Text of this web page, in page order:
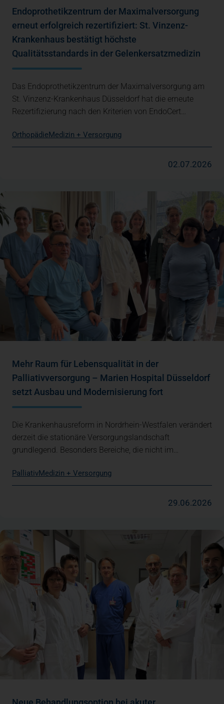
Endoprothetikzentrum der Maximalversorgung
erneut erfolgreich rezertifiziert: St. Vinzenz-
Krankenhaus bestätigt höchste
Qualitätsstandards in der Gelenkersatzmedizin
Das Endoprothetikzentrum der Maximalversorgung am
St. Vinzenz-Krankenhaus Düsseldorf hat die erneute
Rezertifizierung nach den Kriterien von EndoCert…
Orthopädie Medizin + Versorgung
02.07.2026
Mehr Raum für Lebensqualität in der
Palliativversorgung – Marien Hospital Düsseldorf
setzt Ausbau und Modernisierung fort
Die Krankenhausreform in Nordrhein-Westfalen verändert
derzeit die stationäre Versorgungslandschaft
grundlegend. Besonders Bereiche, die nicht im…
PalliativMedizin + Versorgung
29.06.2026